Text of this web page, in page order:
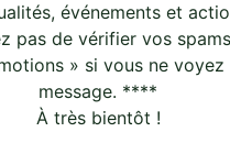
événements et
pas de vérifier vos
» si vous ne
message. ****
À très bientôt !